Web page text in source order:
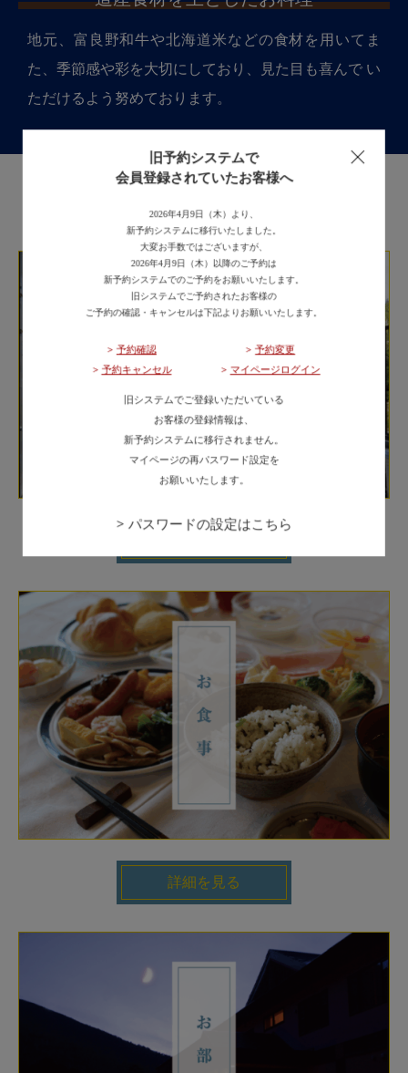
旧予約システムで
会員登録されていたお客様へ
2026年4月9日（木）より、
新予約システムに移行いたしました。
大変お手数ではございますが、
2026年4月9日（木）以降のご予約は
新予約システムでのご予約をお願いいたします。
旧システムでご予約されたお客様の
ご予約の確認・キャンセルは下記よりお願いいたします。
予約確認
予約変更
予約キャンセル
マイページログイン
旧システムでご登録いただいている
お客様の登録情報は、
新予約システムに移行されません。
マイページの再パスワード設定を
お願いいたします。
パスワードの設定はこちら
地元、富良野和牛や北海道米などの食材を用いてま
た、季節感や彩を大切にしており、見た目も喜んで い
ただけるよう努めております。
詳細を見る